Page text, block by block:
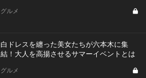
グルメ
白ドレスを纏った美女たちが六本木に集
結！大人を高揚させるサマーイベントとは
グルメ